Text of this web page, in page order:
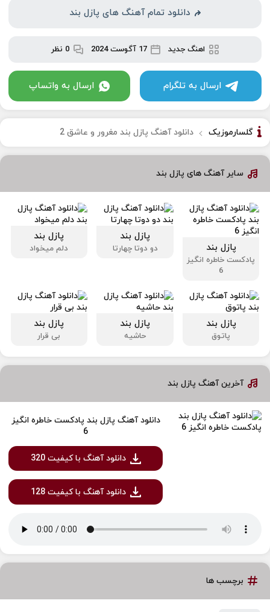
دانلود تمام آهنگ های پازل بند
اهنگ جدید 17 آگوست 2024 0 نظر
ارسال به تلگرام ارسال به واتساپ
گلسارموزیک دانلود آهنگ پازل بند مغرور و عاشق 2
سایر آهنگ های پازل بند
پازل بند
پادکست خاطره انگیز
6
پازل بند
دو دوتا چهارتا
پازل بند
دلم میخواد
پازل بند
پاتوق
پازل بند
حاشیه
پازل بند
بی قرار
آخرین آهنگ پازل بند
دانلود آهنگ پازل بند پادکست خاطره انگیز
6
دانلود آهنگ با کیفیت 320
دانلود آهنگ با کیفیت 128
برچسب ها